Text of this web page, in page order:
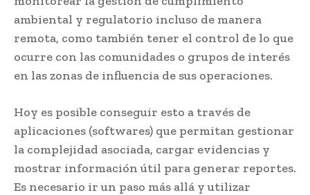
ambiental y regulatorio incluso de manera
remota, como también tener el control de lo que
ocurre con las comunidades o grupos de interés
en las zonas de influencia de sus operaciones.
Hoy es posible conseguir esto a través de
aplicaciones (softwares) que permitan gestionar
la complejidad asociada, cargar evidencias y
mostrar información útil para generar reportes.
Es necesario ir un paso más allá y utilizar